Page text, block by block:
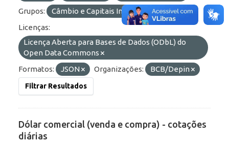
Grupos:
Câmbio e Capitais Internacionais
Licenças:
Licença Aberta para Bases de Dados (ODbL) do
Open Data Commons
Formatos:
JSON Organizações: BCB/Depin
Filtrar Resultados
Dólar comercial (venda e compra) - cotações
diárias